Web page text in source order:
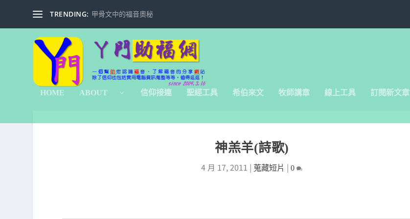
TRENDING: 甲骨文中的福音奧秘
HOME ABOUT 信仰接連 聖經工具 希伯來文 牧師講章 線上工具 訂閱新文章
神羔羊(詩歌)
4 月 17, 2011 | 蒐藏短片 |0